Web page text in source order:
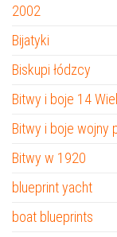
2002
Bijatyki
Biskupi łódzcy
Bitwy i boje 14
Bitwy i boje wojny
Bitwy w 1920
blueprint yacht
boat blueprints